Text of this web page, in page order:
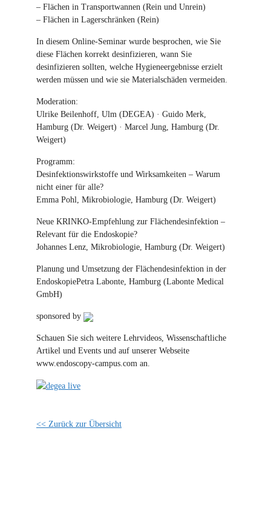
– Flächen in Transportwannen (Rein und Unrein)
– Flächen in Lagerschränken (Rein)
In diesem Online-Seminar wurde besprochen, wie Sie
diese Flächen korrekt desinfizieren, wann Sie
desinfizieren sollten, welche Hygieneergebnisse erzielt
werden müssen und wie sie Materialschäden vermeiden.
Moderation:
Ulrike Beilenhoff, Ulm (DEGEA) · Guido Merk,
Hamburg (Dr. Weigert) · Marcel Jung, Hamburg (Dr.
Weigert)
Programm:
Desinfektionswirkstoffe und Wirksamkeiten – Warum
nicht einer für alle?
Emma Pohl, Mikrobiologie, Hamburg (Dr. Weigert)
Neue KRINKO-Empfehlung zur Flächendesinfektion –
Relevant für die Endoskopie?
Johannes Lenz, Mikrobiologie, Hamburg (Dr. Weigert)
Planung und Umsetzung der Flächendesinfektion in der
EndoskopiePetra Labonte, Hamburg (Labonte Medical
GmbH)
sponsored by
Schauen Sie sich weitere Lehrvideos, Wissenschaftliche
Artikel und Events und auf unserer Webseite
www.endoscopy-campus.com an.
<< Zurück zur Übersicht